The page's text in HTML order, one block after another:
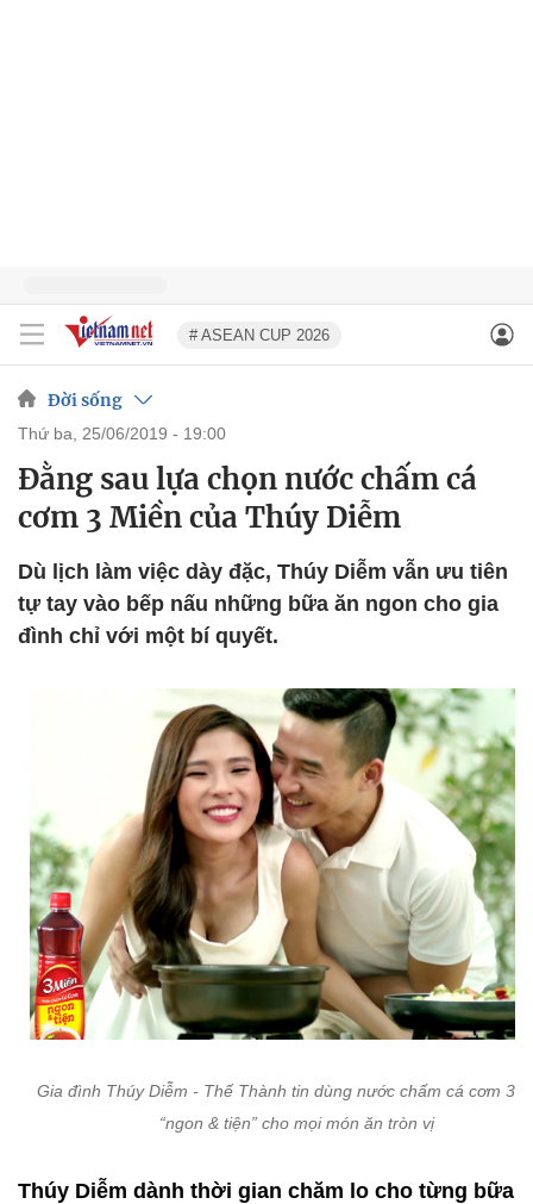
# ASEAN CUP 2026
Đời sống
thứ ba, 25/06/2019 - 19:00
Đằng sau lựa chọn nước chấm cá
cơm 3 Miền của Thúy Diễm
Dù lịch làm việc dày đặc, Thúy Diễm vẫn ưu tiên
tự tay vào bếp nấu những bữa ăn ngon cho gia
đình chỉ với một bí quyết.
Gia đình Thúy Diễm - Thế Thành tin dùng nước chấm cá cơm 3
“ngon & tiện” cho mọi món ăn tròn vị
Thúy Diễm dành thời gian chăm lo cho từng bữa